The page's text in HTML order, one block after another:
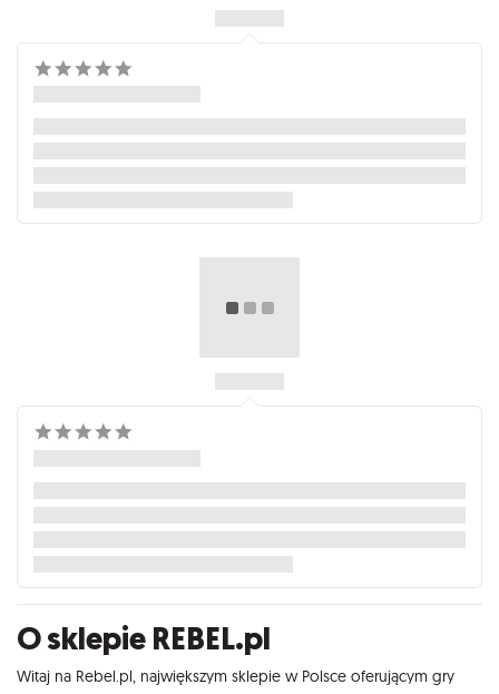
O sklepie REBEL.pl
Witaj na Rebel.pl, największym sklepie w Polsce oferującym gry